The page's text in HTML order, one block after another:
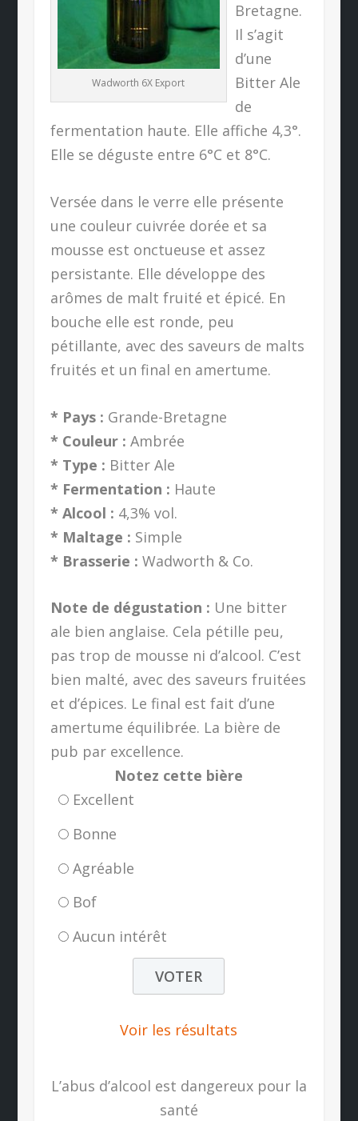
Wadworth 6X Export
Bretagne.
Il s’agit
d’une
Bitter Ale
de
fermentation haute. Elle affiche 4,3°.
Elle se déguste entre 6°C et 8°C.
Versée dans le verre elle présente
une couleur cuivrée dorée et sa
mousse est onctueuse et assez
persistante. Elle développe des
arômes de malt fruité et épicé. En
bouche elle est ronde, peu
pétillante, avec des saveurs de malts
fruités et un final en amertume.
* Pays : Grande-Bretagne
* Couleur : Ambrée
* Type : Bitter Ale
* Fermentation : Haute
* Alcool : 4,3% vol.
* Maltage : Simple
* Brasserie : Wadworth & Co.
Note de dégustation : Une bitter
ale bien anglaise. Cela pétille peu,
pas trop de mousse ni d’alcool. C’est
bien malté, avec des saveurs fruitées
et d’épices. Le final est fait d’une
amertume équilibrée. La bière de
pub par excellence.
Notez cette bière
Excellent
Bonne
Agréable
Bof
Aucun intérêt
Voir les résultats
L’abus d’alcool est dangereux pour la
santé